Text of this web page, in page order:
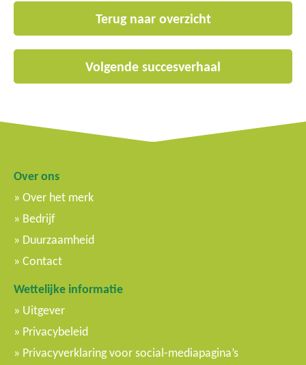
Terug naar overzicht
Volgende succesverhaal
Over ons
Over het merk
Bedrijf
Duurzaamheid
Contact
Wettelijke informatie
Uitgever
Privacybeleid
Privacyverklaring voor social-mediapagina’s